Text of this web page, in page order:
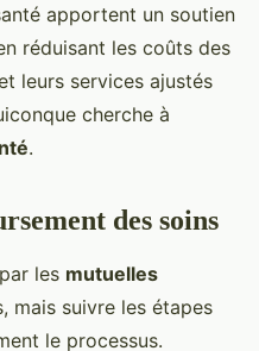
apportent un soutien
réduisant les coûts des
leurs services ajustés
cherche à
.
des soins
les mutuelles
mais suivre les étapes
le processus.